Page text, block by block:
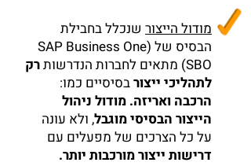
מודול הייצור שנכלל בחבילת
הבסיס של (SAP Business One
(SBO מתאים לחברות הנדרשות
רק
לתהליכי ייצורבסיסיים כמו:
הרכבה ואריזה. מודול ניהול
הייצור הבסיסי מוגבל, ולא עונה
על כל הצרכים של מפעלים עם
דרישות ייצור מורכבות יותר.